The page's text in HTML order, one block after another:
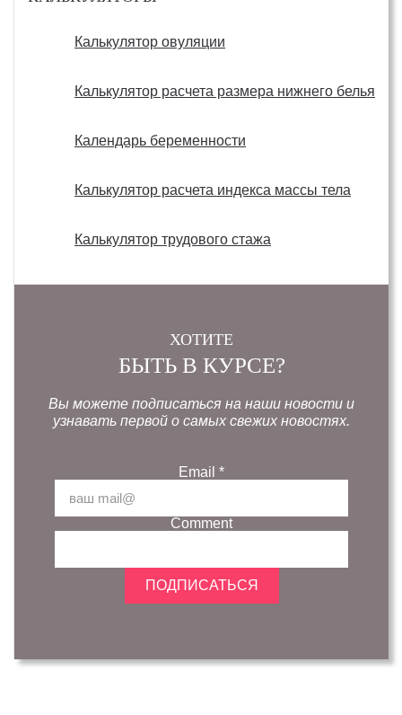
Калькулятор овуляции
Калькулятор расчета размера нижнего белья
Календарь беременности
Калькулятор расчета индекса массы тела
Калькулятор трудового стажа
ХОТИТЕ
БЫТЬ В КУРСЕ?
Вы можете подписаться на наши новости и
узнавать первой о самых свежих новостях.
Email *
Comment
ПОДПИСАТЬСЯ